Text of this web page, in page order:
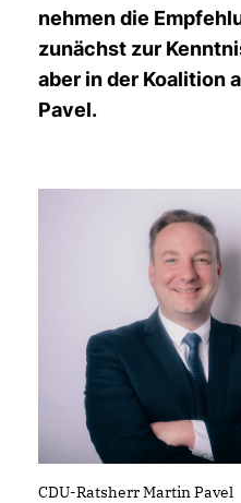
nehmen die
zunächst zur
aber in der Koalition
Pavel.
CDU-Ratsherr Martin Pavel